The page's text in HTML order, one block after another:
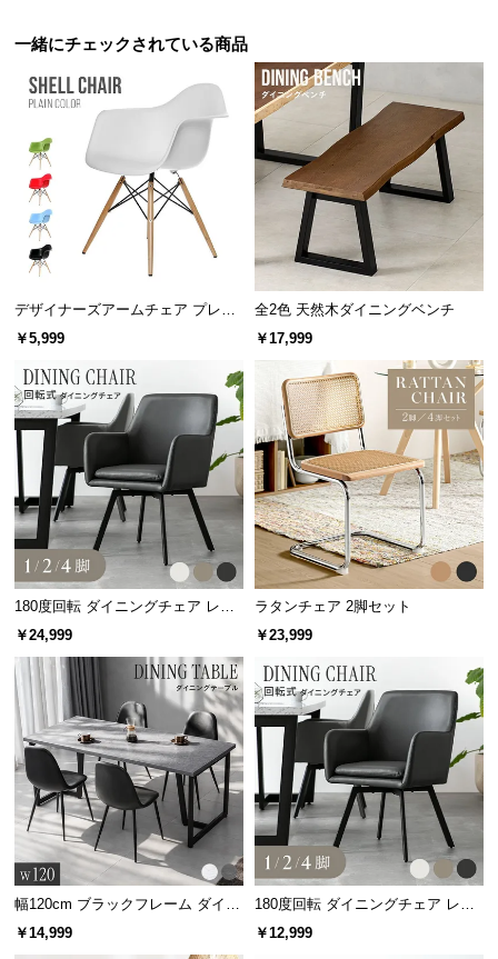
型
商
品
配
送
に
つ
い
開
設
置
サ
ー
ビ
ス
に
つ
い
搬
入
経
路
つ
い
て
返
品・
キ
一緒にチェックされている商品
デザイナーズアームチェア プレー
ンカラー
￥5,999
全2色 天然木ダイニングベンチ
￥17,999
180度回転 ダイニングチェア レザ
ー調 2脚セット スチールレッグ ブ
￥24,999
ラタンチェア 2脚セット
￥23,999
幅120cm ブラックフレーム ダイニ
ングテーブル 大理石調 4人掛け
￥14,999
180度回転 ダイニングチェア レザ
ー調 1/2/4脚セット スチールレッグ
ブラック脚
￥12,999